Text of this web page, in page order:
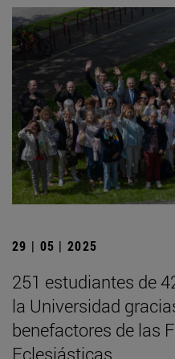
29 | 05 | 2025
251 estudiantes de
la Universidad
benefactores de las
Eclesiásticas